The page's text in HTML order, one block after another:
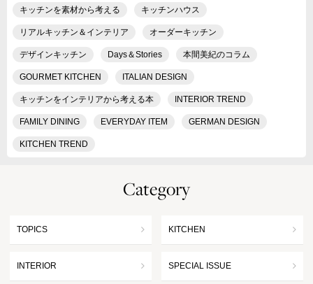
キッチンを素材から考える キッチンハウス
リアルキッチン＆インテリア オーダーキッチン
デザインキッチン Days＆Stories 本間美紀のコラム
GOURMET KITCHEN ITALIAN DESIGN
キッチンをインテリアから考える本 INTERIOR TREND
FAMILY DINING EVERYDAY ITEM GERMAN DESIGN
KITCHEN TREND
Category
TOPICS KITCHEN
INTERIOR SPECIAL ISSUE